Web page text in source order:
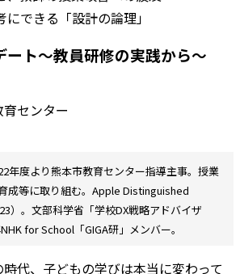
できる「設計の論理」
ート～教員研修の実践から～
センター
年度より熊本市教育センター指導主事。授業
成等に取り組む。Apple Distinguished
）。文部科学省「学校DX戦略アドバイザ
for School「GIGA研」メンバー。
時代、子どもの学びは本当に変わって